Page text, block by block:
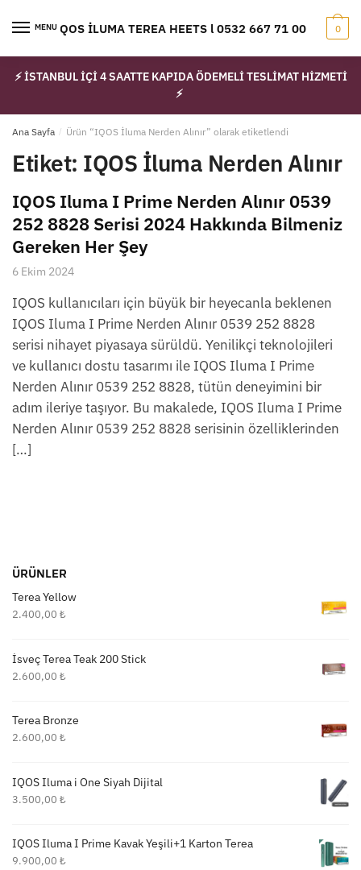
MENUIQOS İLUMA TEREA HEETS l 0532 667 71 00 0
⚡ İSTANBUL İÇİ 4 SAATTE KAPIDA ÖDEMELİ TESLİMAT HİZMETİ
⚡
Ana Sayfa / Ürün “IQOS İluma Nerden Alınır” olarak etiketlendi
Etiket: IQOS İluma Nerden Alınır
IQOS Iluma I Prime Nerden Alınır 0539
252 8828 Serisi 2024 Hakkında Bilmeniz
Gereken Her Şey
6 Ekim 2024
IQOS kullanıcıları için büyük bir heyecanla beklenen
IQOS Iluma I Prime Nerden Alınır 0539 252 8828
serisi nihayet piyasaya sürüldü. Yenilikçi teknolojileri
ve kullanıcı dostu tasarımı ile IQOS Iluma I Prime
Nerden Alınır 0539 252 8828, tütün deneyimini bir
adım ileriye taşıyor. Bu makalede, IQOS Iluma I Prime
Nerden Alınır 0539 252 8828 serisinin özelliklerinden
[…]
ÜRÜNLER
Terea Yellow
2.400,00 ₺
İsveç Terea Teak 200 Stick
2.600,00 ₺
Terea Bronze
2.600,00 ₺
IQOS Iluma i One Siyah Dijital
3.500,00 ₺
IQOS Iluma I Prime Kavak Yeşili+1 Karton Terea
9.900,00 ₺